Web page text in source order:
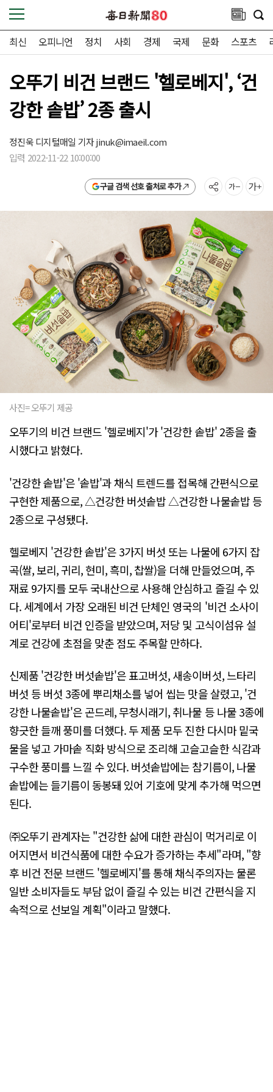
최신 오피니언 정치 사회 경제 국제 문화 스포츠
오뚜기 비건 브랜드 '헬로베지', ‘건
강한 솥밥’ 2종 출시
정진욱 디지털매일 기자jinuk@imaeil.com
입력 2022-11-22 10:00:00
구글 검색 선호 출처로 추가
사진= 오뚜기 제공
오뚜기의 비건 브랜드 '헬로베지'가 '건강한 솥밥' 2종을 출
시했다고 밝혔다.
'건강한 솥밥'은 '솥밥'과 채식 트렌드를 접목해 간편식으로
구현한 제품으로, △건강한 버섯솥밥 △건강한 나물솥밥 등
2종으로 구성됐다.
헬로베지 '건강한 솥밥'은 3가지 버섯 또는 나물에 6가지 잡
곡(쌀, 보리, 귀리, 현미, 흑미, 찹쌀)을 더해 만들었으며, 주
재료 9가지를 모두 국내산으로 사용해 안심하고 즐길 수 있
다. 세계에서 가장 오래된 비건 단체인 영국의 '비건 소사이
어티'로부터 비건 인증을 받았으며, 저당 및 고식이섬유 설
계로 건강에 초점을 맞춘 점도 주목할 만하다.
신제품 '건강한 버섯솥밥'은 표고버섯, 새송이버섯, 느타리
버섯 등 버섯 3종에 뿌리채소를 넣어 씹는 맛을 살렸고, '건
강한 나물솥밥'은 곤드레, 무청시래기, 취나물 등 나물 3종에
향긋한 들깨 풍미를 더했다. 두 제품 모두 진한 다시마 밑국
물을 넣고 가마솥 직화 방식으로 조리해 고슬고슬한 식감과
구수한 풍미를 느낄 수 있다. 버섯솥밥에는 참기름이, 나물
솥밥에는 들기름이 동봉돼 있어 기호에 맞게 추가해 먹으면
된다.
㈜오뚜기 관계자는 "건강한 삶에 대한 관심이 먹거리로 이
어지면서 비건식품에 대한 수요가 증가하는 추세"라며, "향
후 비건 전문 브랜드 '헬로베지'를 통해 채식주의자는 물론
일반 소비자들도 부담 없이 즐길 수 있는 비건 간편식을 지
속적으로 선보일 계획"이라고 말했다.